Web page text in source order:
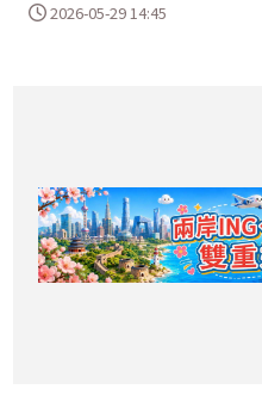
2026-05-29 14:45